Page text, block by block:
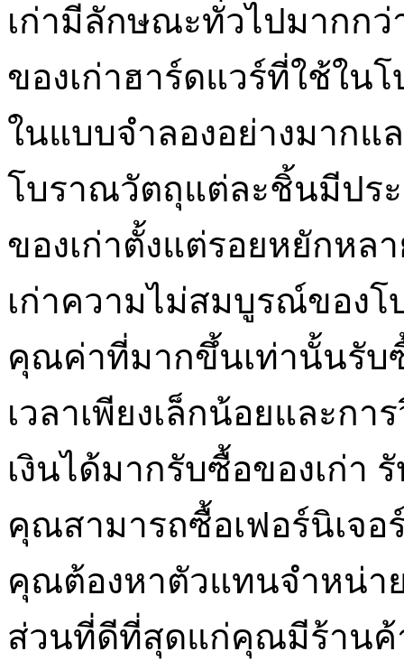
เก่ามีลักษณะทั่วไปมากก
ของเก่าฮาร์ดแวร์ที่ใช้ใ
ในแบบจำลองอย่างมากแ
โบราณวัตถุแต่ละชิ้นมีปร
ของเก่าตั้งแต่รอยหยักหล
เก่าความไม่สมบูรณ์ของ
คุณค่าที่มากขึ้นเท่านั้นรับ
เวลาเพียงเล็กน้อยและก
เงินได้มากรับซื้อของเก่า
คุณสามารถซื้อเฟอร์นิเจอ
คุณต้องหาตัวแทนจำหน่า
ส่วนที่ดีที่สุดแก่คุณมีร้านค้